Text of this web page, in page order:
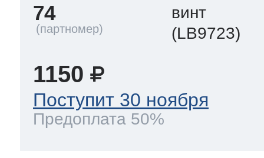
74
винт
(LB9723)
1150
Поступит 30 ноября
Предоплата 50%